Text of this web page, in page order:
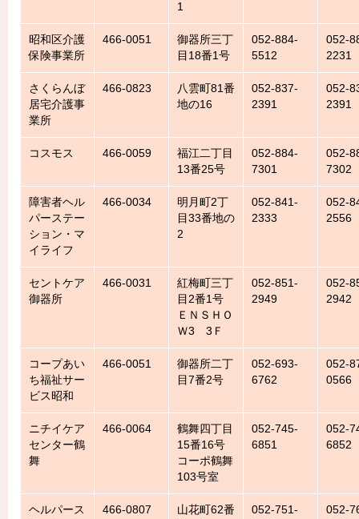
1
昭和区介護
保険事業所
466-0051
御器所三丁
目18番1号
052-884-
5512
052-
2231
さくらんぼ
居宅介護事
業所
466-0823
八雲町81番
地の16
052-837-
2391
052-
2391
コスモス 466-0059
福江二丁目
13番25号
052-884-
7301
052-
7302
障害者ヘル
パーステー
ション・マ
イライフ
466-0034
明月町2丁
目33番地の
2
052-841-
2333
052-
2556
セントケア
御器所
466-0031
紅梅町三丁
目2番1号
ＥＮＳＨＯ
Ｗ3 3Ｆ
052-851-
2949
052-
2942
コープあい
ち福祉サー
ビス昭和
466-0051
御器所二丁
目7番2号
052-693-
6762
052-
0566
ニチイケア
センター鶴
舞
466-0064
鶴舞四丁目
15番16号
コーポ鶴舞
103号室
052-745-
6851
052-
6852
ヘルパース
466-0807
山花町62番
052-751-
052-